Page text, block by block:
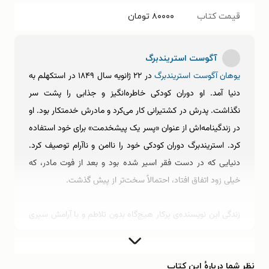
قیمت کتاب ۸۰۰۰۰ تومان
آگوست استریندبرگ
یوهان آگوست استریندبرگ
در ۲۲ ژانویه سال ۱۸۴۹ در استکهلم به
دنیا آمد. او دوران کودکی خاطره‌انگیز و جذابی را پشت سر
نگذاشت. پدرش در کشتیرانی کار می‌کرد و مادرش خدمتکار بود. او
در زندگینامه‌اش از عنوان «پسر یک پیشخدمت» برای خود استفاده
کرد. استریندبرگ دوران کودکی خود را ناامن و ناآرام توصیف کرد.
دنیایی که در دست فقر اسیر شده بود و بعد از فوت مادر، که
خیلی زود اتفاق افتاد، احتمالاً سخت‌تر از پیش گذشت.
زندگی این نویسنده‌ی پرکار هیچ‌گاه بدون تلاطم و با آرامش سپری
نظر شما دربارهٔ این کتاب